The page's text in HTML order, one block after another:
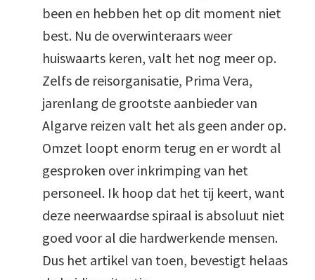
been en hebben het op dit moment niet
best. Nu de overwinteraars weer
huiswaarts keren, valt het nog meer op.
Zelfs de reisorganisatie, Prima Vera,
jarenlang de grootste aanbieder van
Algarve reizen valt het als geen ander op.
Omzet loopt enorm terug en er wordt al
gesproken over inkrimping van het
personeel. Ik hoop dat het tij keert, want
deze neerwaardse spiraal is absoluut niet
goed voor al die hardwerkende mensen.
Dus het artikel van toen, bevestigt helaas